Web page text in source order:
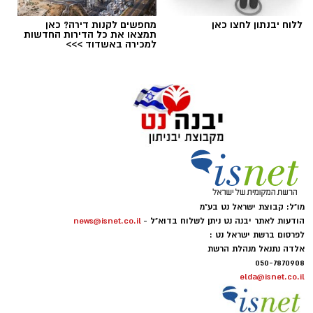
האם קיים כסף שניתן לקבל בחזרה.
מהו החזר מס ולמה הוא נוצר?
המס בישראל מחושב לפי הכנסה שנתית. במהלך
השנה המעסיק מנכה מס מהמשכורת החודשית
בהתאם לנתונים הקיימים באותו זמן.
אלא שבפועל, החיים משתנים. עובד יכול להתחיל
עבודה חדשה באמצע השנה, לעבור בין מעסיקים,
לצאת לחופשה ללא תשלום, לשנות מצב משפחתי
או להיות זכאי להטבות מס שלא עודכנו בזמן.
כאשר בסוף השנה מתבצע חישוב מחדש ומתברר
שהעובד שילם יותר מס מהנדרש, נוצרת אפשרות
לקבלת החזר.
ללוח יבנתון לחצו כאן מחפשים לקנות דירה? כאן
תמצאו את כל הדירות החדשות
למכירה באשדוד >>>
מו"ל: קבוצת ישראל נט בע"מ
הודעות לאתר יבנה נט ניתן לשלוח בדוא"ל - news@isnet.co.il
לפרסום ברשת ישראל נט :
אלדה נתנאל מנהלת הרשת
050-7870908
elda@isnet.co.il